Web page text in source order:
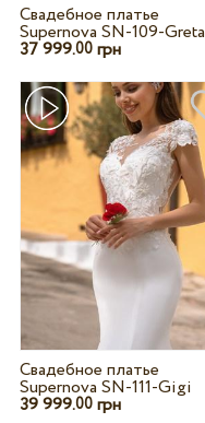
Свадебное платье
Supernova SN-109-Greta
37 999.00грн
Свадебное платье
Supernova SN-111-Gigi
39 999.00грн